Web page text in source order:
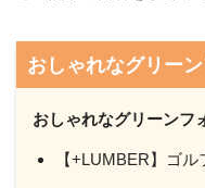
おしゃれなグリー
おしゃれなグリーンフ
【+LUMBER】ゴ